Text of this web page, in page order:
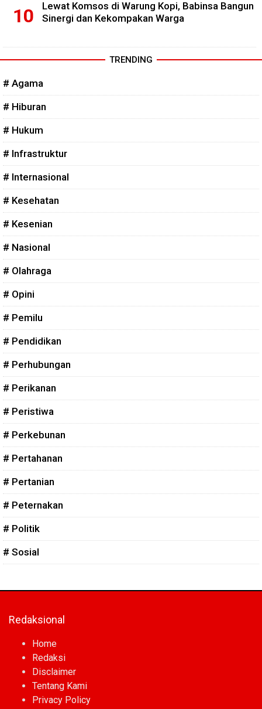
Lewat Komsos di Warung Kopi, Babinsa Bangun
Sinergi dan Kekompakan Warga
TRENDING
# Agama
# Hiburan
# Hukum
# Infrastruktur
# Internasional
# Kesehatan
# Kesenian
# Nasional
# Olahraga
# Opini
# Pemilu
# Pendidikan
# Perhubungan
# Perikanan
# Peristiwa
# Perkebunan
# Pertahanan
# Pertanian
# Peternakan
# Politik
# Sosial
Redaksional
Home
Redaksi
Disclaimer
Tentang Kami
Privacy Policy